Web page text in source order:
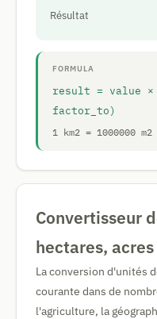
Résultat
FORMULA
result = value
factor_to)
1 km2 = 1000000 m2
Convertisseur
hectares,
La conversion d'unités
courante dans de
l'agriculture, la